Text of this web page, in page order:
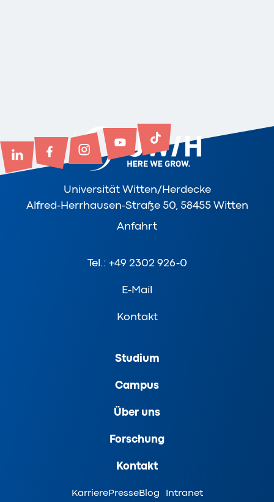
Universität Witten/Herdecke
Alfred-Herrhausen-Straße 50, 58455 Witten
Anfahrt
Tel.: +49 2302 926-0
E-Mail
Kontakt
Studium
Campus
Über uns
Forschung
Kontakt
KarrierePresseBlog Intranet